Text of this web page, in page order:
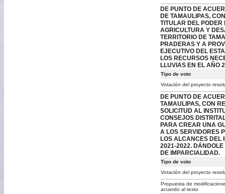
DE PUNTO DE
DE TAMAULIPAS,
TITULAR DEL PODER
AGRICULTURA Y
TERRITORIO DE
PRADERAS Y A
EJECUTIVO DEL
LOS RECURSOS
LLUVIAS EN EL AÑO
Tipo de voto
Votación del proyecto
DE PUNTO DE
TAMAULIPAS, CON
SOLICITUD AL
CONSEJOS
PARA CREAR UNA
A LOS SERVIDORES
LOS ALCANCES DEL
2021-2022.
DE IMPARCIALIDAD.
Tipo de voto
Votación del proyecto
Propuesta de
acuerdo al texto